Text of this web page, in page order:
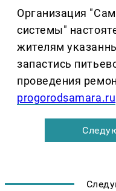
Организация
системы"
жителям
запастись
проведения
progorodsamara.ru